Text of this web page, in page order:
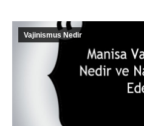
Vajinismus Nedir